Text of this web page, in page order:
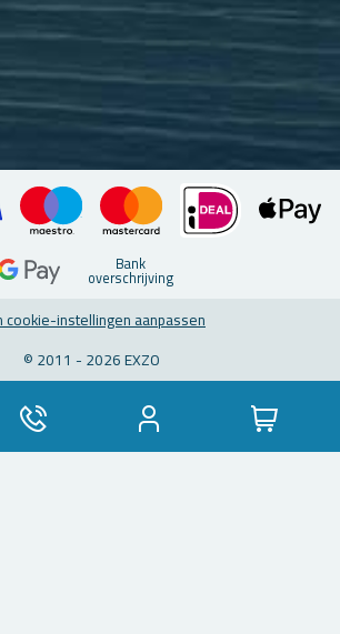
Bank
over­schrij­ving
coo­kie-in­stel­lin­gen aan­pas­sen
© 2011 - 2026 EXZO